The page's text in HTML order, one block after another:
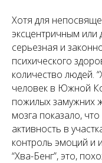
Хотя для
эксцентричным или
серьезная и
психического
количество людей.
человек в Южной
пожилых замужних
мозга показало,
активность в
контроль эмоций и
“Хва-Бенг”, это,